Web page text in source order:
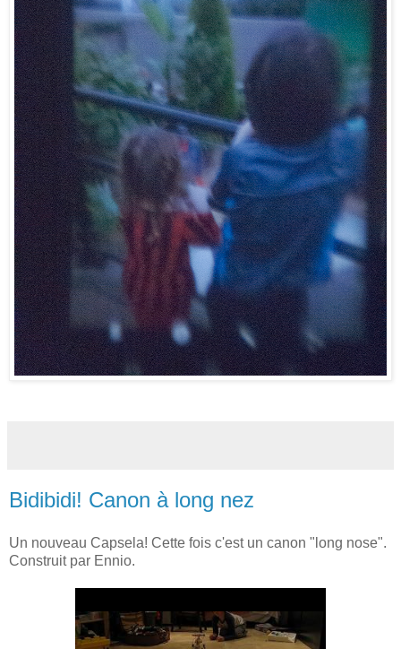
Bidibidi! Canon à long nez
Un nouveau Capsela! Cette fois c'est un canon "long nose".
Construit par Ennio.